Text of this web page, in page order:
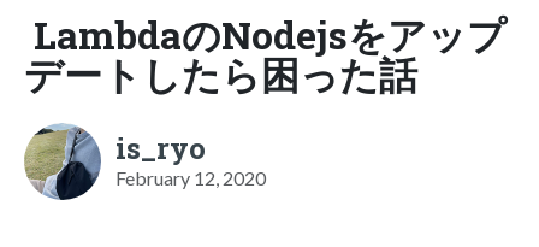
LambdaのNodejsをアップ
デートしたら困った話
is_ryo
February 12, 2020